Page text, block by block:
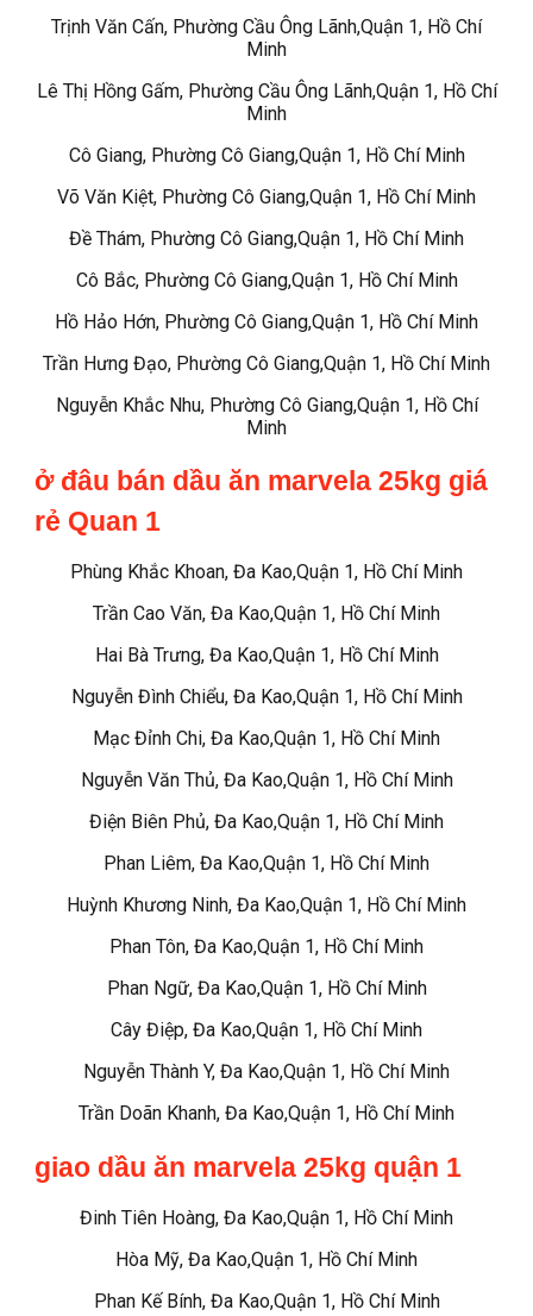
Trịnh Văn Cấn, Phường Cầu Ông Lãnh,Quận 1, Hồ Chí
Minh
Lê Thị Hồng Gấm, Phường Cầu Ông Lãnh,Quận 1, Hồ Chí
Minh
Cô Giang, Phường Cô Giang,Quận 1, Hồ Chí Minh
Võ Văn Kiệt, Phường Cô Giang,Quận 1, Hồ Chí Minh
Đề Thám, Phường Cô Giang,Quận 1, Hồ Chí Minh
Cô Bắc, Phường Cô Giang,Quận 1, Hồ Chí Minh
Hồ Hảo Hớn, Phường Cô Giang,Quận 1, Hồ Chí Minh
Trần Hưng Đạo, Phường Cô Giang,Quận 1, Hồ Chí Minh
Nguyễn Khắc Nhu, Phường Cô Giang,Quận 1, Hồ Chí
Minh
ở đâu bán dầu ăn marvela 25kg giá
rẻ Quan 1
Phùng Khắc Khoan, Đa Kao,Quận 1, Hồ Chí Minh
Trần Cao Văn, Đa Kao,Quận 1, Hồ Chí Minh
Hai Bà Trưng, Đa Kao,Quận 1, Hồ Chí Minh
Nguyễn Đình Chiểu, Đa Kao,Quận 1, Hồ Chí Minh
Mạc Đỉnh Chi, Đa Kao,Quận 1, Hồ Chí Minh
Nguyễn Văn Thủ, Đa Kao,Quận 1, Hồ Chí Minh
Điện Biên Phủ, Đa Kao,Quận 1, Hồ Chí Minh
Phan Liêm, Đa Kao,Quận 1, Hồ Chí Minh
Huỳnh Khương Ninh, Đa Kao,Quận 1, Hồ Chí Minh
Phan Tôn, Đa Kao,Quận 1, Hồ Chí Minh
Phan Ngữ, Đa Kao,Quận 1, Hồ Chí Minh
Cây Điệp, Đa Kao,Quận 1, Hồ Chí Minh
Nguyễn Thành Y, Đa Kao,Quận 1, Hồ Chí Minh
Trần Doãn Khanh, Đa Kao,Quận 1, Hồ Chí Minh
giao dầu ăn marvela 25kg quận 1
Đinh Tiên Hoàng, Đa Kao,Quận 1, Hồ Chí Minh
Hòa Mỹ, Đa Kao,Quận 1, Hồ Chí Minh
Phan Kế Bính, Đa Kao,Quận 1, Hồ Chí Minh